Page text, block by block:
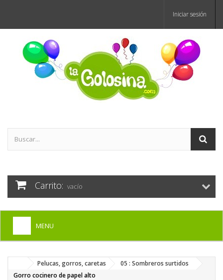
Iniciar sesión
Carrito: vacío
MENU
DISFRACES PARA ADULTOS
Pelucas, gorros, caretas
05 : Sombreros surtidos
Gorro cocinero de papel alto